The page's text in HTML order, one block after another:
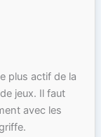
plus actif de la
jeux. Il faut
avec les